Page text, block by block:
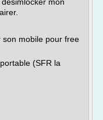
son mobile pour free
(SFR la